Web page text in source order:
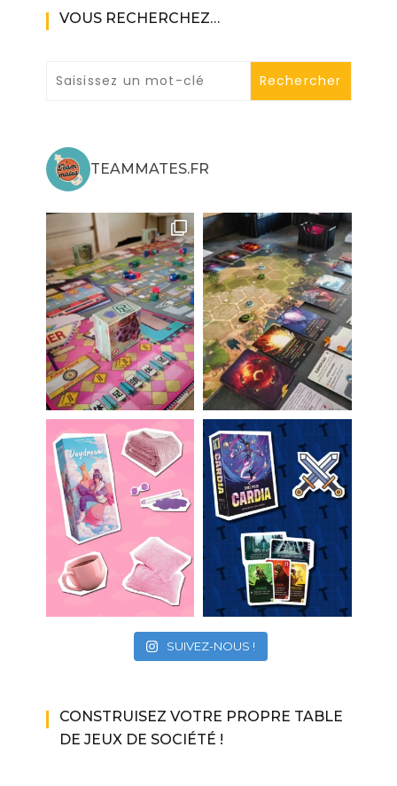
VOUS RECHERCHEZ…
TEAMMATES.FR
SUIVEZ-NOUS !
CONSTRUISEZ VOTRE PROPRE TABLE
DE JEUX DE SOCIÉTÉ !